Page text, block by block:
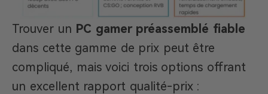
Trouver un PC gamer préassemblé fiable
dans cette gamme de prix peut être
compliqué, mais voici trois options offrant
un excellent rapport qualité-prix :